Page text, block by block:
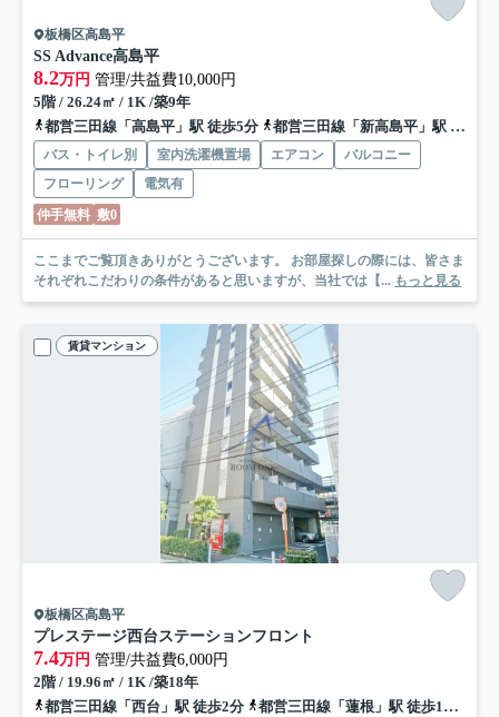
板橋区高島平
SS Advance高島平
8.2万円 管理/共益費10,000円
5階 / 26.24㎡ / 1K /築9年
都営三田線「高島平」駅 徒歩5分
都営三田線「新高島平」駅 徒歩8分
バス・トイレ別 室内洗濯機置場 エアコン
バルコニー
フローリング
電気有
仲手無料 敷0
ここまでご覧頂きありがとうございます。 お部屋探しの際には、皆さま
それぞれこだわりの条件があると思いますが、当社では【... もっと見る
賃貸マンション
板橋区高島平
プレステージ西台ステーションフロント
7.4万円 管理/共益費6,000円
2階 / 19.96㎡ / 1K /築18年
都営三田線「西台」駅 徒歩2分
都営三田線「蓮根」駅 徒歩10分